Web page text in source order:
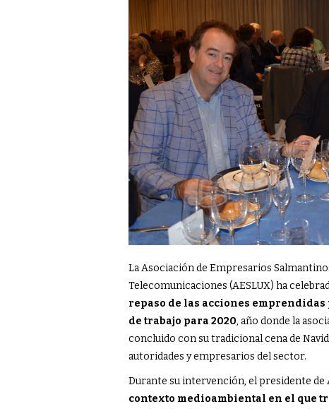
La Asociación de Empresarios
Telecomunicaciones (AESLUX) ha
repaso de las acciones
de trabajo para 2020, año donde la
concluido con su tradicional cena de
autoridades y empresarios del sector.
Durante su intervención, el presidente de
contexto medioambiental en el que